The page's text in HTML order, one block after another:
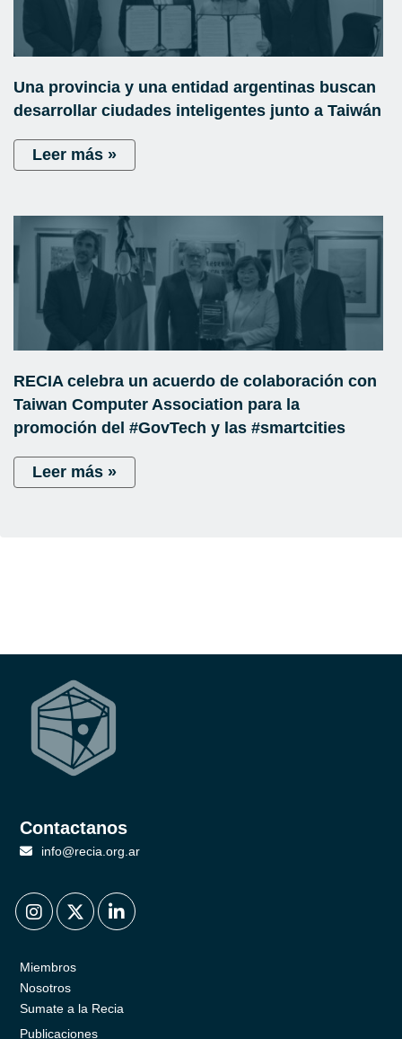
Una provincia y una entidad argentinas buscan
desarrollar ciudades inteligentes junto a Taiwán
Leer más »
RECIA celebra un acuerdo de colaboración con
Taiwan Computer Association para la
promoción del #GovTech y las #smartcities
Leer más »
Contactanos
info@recia.org.ar
. . .
Miembros
Nosotros
Sumate a la Recia
Publicaciones